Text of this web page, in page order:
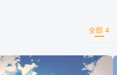
全部 4